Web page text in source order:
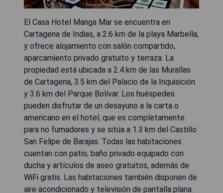
El Casa Hotel Manga Mar se encuentra en
Cartagena de Indias, a 2.6 km de la playa Marbella,
y ofrece alojamiento con salón compartido,
aparcamiento privado gratuito y terraza. La
propiedad está ubicada a 2.4 km de las Murallas
de Cartagena, 3.5 km del Palacio de la Inquisición
y 3.6 km del Parque Bolívar. Los huéspedes
pueden disfrutar de un desayuno a la carta o
americano en el hotel, que es completamente
para no fumadores y se sitúa a 1.3 km del Castillo
San Felipe de Barajas. Todas las habitaciones
cuentan con patio, baño privado equipado con
ducha y artículos de aseo gratuitos, además de
WiFi gratis. Las habitaciones también disponen de
aire acondicionado y televisión de pantalla plana.